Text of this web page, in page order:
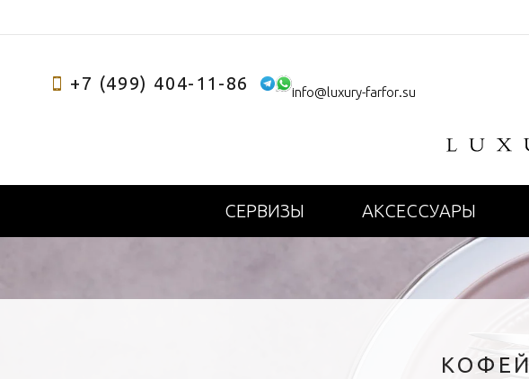
+7 (499) 404-11-86 info@luxury-farfor.su
СЕРВИЗЫ АКСЕССУАРЫ